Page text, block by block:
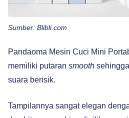
Sumber: Blibli.com
Pandaoma Mesin Cuci Mini
memiliki putaran smooth
suara berisik.
Tampilannya sangat elegan